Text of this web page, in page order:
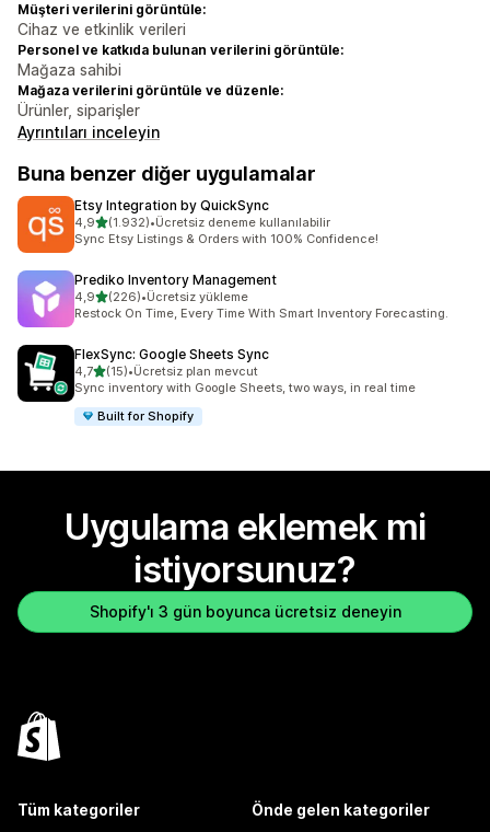
Müşteri verilerini görüntüle:
Cihaz ve etkinlik verileri
Personel ve katkıda bulunan verilerini görüntüle:
Mağaza sahibi
Mağaza verilerini görüntüle ve düzenle:
Ürünler, siparişler
Ayrıntıları inceleyin
Buna benzer diğer uygulamalar
Etsy Integration by QuickSync
4,95 yıldız üzerinden
(1.932)
toplam 1932 değerlendirme
•Ücretsiz deneme kullanılabilir
Sync Etsy Listings & Orders with 100% Confidence!
Prediko Inventory Management
4,95 yıldız üzerinden
(226)
toplam 226 değerlendirme
•Ücretsiz yükleme
Restock On Time, Every Time With Smart Inventory Forecasting.
FlexSync: Google Sheets Sync
4,75 yıldız üzerinden
(15)
toplam 15 değerlendirme
•Ücretsiz plan mevcut
Sync inventory with Google Sheets, two ways, in real time
Built for Shopify
Uygulama eklemek mi
istiyorsunuz?
Shopify'ı 3 gün boyunca ücretsiz deneyin
Tüm kategoriler Önde gelen kategoriler